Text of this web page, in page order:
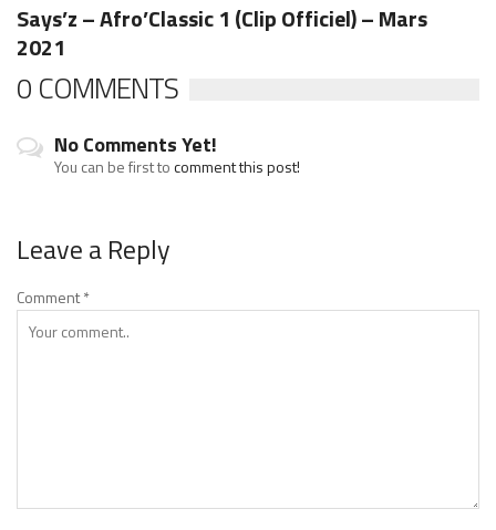
Says’z – Afro’Classic 1 (Clip Officiel) – Mars
2021
0 COMMENTS
No Comments Yet!
You can be first tocomment this post!
Leave a Reply
Comment*